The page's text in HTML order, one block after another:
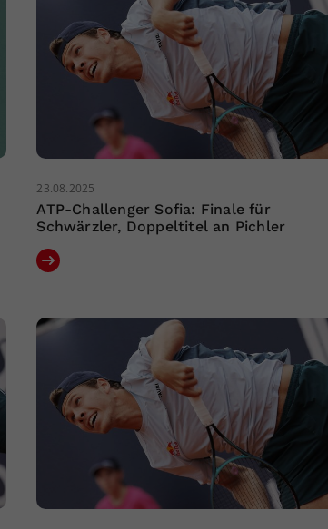
23.08.2025
ATP-Challenger Sofia: Finale für
Schwärzler, Doppeltitel an Pichler